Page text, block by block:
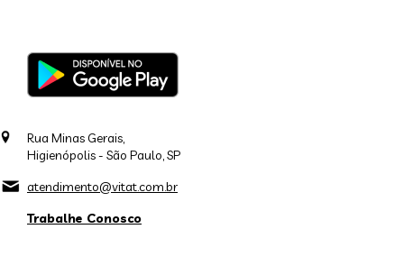
Rua Minas Gerais,
Higienópolis - São Paulo, SP
atendimento@vitat.com.br
Trabalhe Conosco